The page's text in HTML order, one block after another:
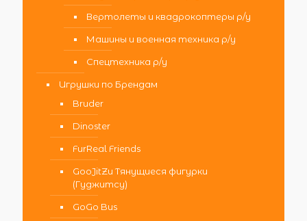
Вертолеты и квадрокоптеры р/у
Машины и военная техника р/у
Спецтехника р/у
Игрушки по Брендам
Bruder
Dinoster
FurReal Friends
GooJitZu Тянущиеся фигурки
(Гуджитсу)
GoGo Bus